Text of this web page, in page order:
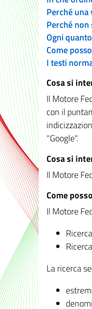
Perché
Perché
Ogni
Come
I testi
Cosa si
Il Motore
con il
"Google".
Cosa si
Il Motore
Come
Il Motore
La ricerca